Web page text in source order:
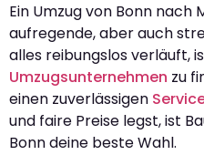
Ein Umzug von Bonn nach
aufregende, aber auch
alles reibungslos verläuft,
Umzugsunternehmen zu
einen zuverlässigen
und faire Preise legst, ist
Bonn deine beste Wahl.